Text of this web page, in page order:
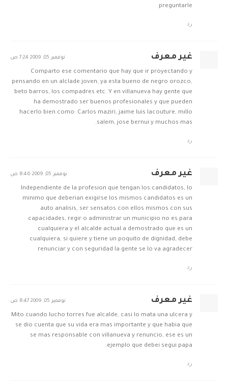
preguntarle.
رد
غير معرف نوفمبر 05, 2009 7:24 ص
Comparto ese comentario que hay que ir proyectando y
pensando en un alclade joven, ya esta bueno de negro orozco,
beto barros, los compadres etc. Y en villanueva hay gente que
ha demostrado ser buenos profesionales y que pueden
hacerlo bien como: Carlos maziri, jaime luis lacouture, millo
salem, jose bernui y muchos mas.
رد
غير معرف نوفمبر 05, 2009 8:46 ص
Independiente de la profesion que tengan los candidatos, lo
minimo que deberian exigirse los mismos candidatos es un
auto analisis, ser sensatos con ellos mismos con sus
capacidades, regir o administrar un municipio no es para
cualquiera y el alcalde actual a demostrado que es un
cualquiera, si quiere y tiene un poquito de dignidad, debe
renunciar y con seguridad la gente se lo va agradecer
رد
غير معرف نوفمبر 05, 2009 8:47 ص
Mito cuando lucho torres fue alcalde, casi lo mata una ulcera y
se dio cuenta que su vida era mas importante y que habia que
se mas responsable con villanueva y renuncio, ese es un
ejemplo que debei segui papa.
رد